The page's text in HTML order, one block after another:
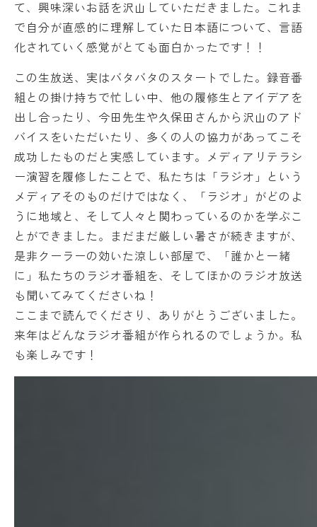
て、興味深いお話を沢山していただきました。これま
で自分が直感的に理解していた日本語について、言語
化されていく感覚がとても面白かったです！！
この生放送、実はバタバタのスタートでした。録音番
組との掛け持ちで忙しい中、他の履修生とアイデアを
出し合ったり、今田先生や久保田さんから沢山のアド
バイスをいただいたり、多くの人の協力があってこそ
成功したものだと実感しています。メディアリテラシ
ー演習を履修したことで、私たちは「ラジオ」という
メディアそのものだけではなく、「ラジオ」がどのよ
うに地域と、そして人々と関わっているのかを学ぶこ
とができました。まだまだ厳しい暑さが続きますが、
是非クーラーの効いた涼しい部屋で、「誰かと一緒
に」私たちのラジオ番組を、そしてほかのラジオ放送
も聞いてみてくださいね！
ここまで読んでくださり、ありがとうございました。
来年はどんなラジオ番組が作られるのでしょうか。私
も楽しみです！